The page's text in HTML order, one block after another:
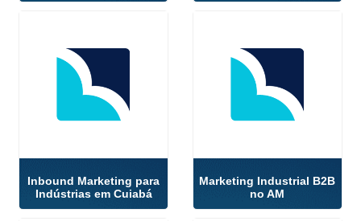
Inbound Marketing para
Indústrias em Cuiabá
Marketing Industrial B2B
no AM